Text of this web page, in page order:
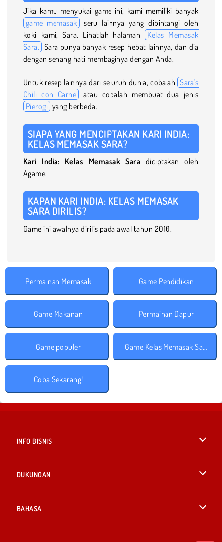
Jika kamu menyukai game ini, kami memiliki banyak
game memasak seru lainnya yang dibintangi oleh
koki kami, Sara. Lihatlah halaman Kelas Memasak
Sara. Sara punya banyak resep hebat lainnya, dan dia
dengan senang hati membaginya dengan Anda.
Untuk resep lainnya dari seluruh dunia, cobalah Sara's
Chili con Carne
atau cobalah membuat dua jenis
Pierogi yang berbeda.
SIAPA YANG MENCIPTAKAN KARI INDIA:
KELAS MEMASAK SARA?
Kari India: Kelas Memasak Sara diciptakan oleh
Agame.
KAPAN KARI INDIA: KELAS MEMASAK
SARA DIRILIS?
Game ini awalnya dirilis pada awal tahun 2010.
Permainan Memasak Game Pendidikan
Game Makanan Permainan Dapur
Game populer Game Kelas Memasak Sara
Coba Sekarang!
INFO BISNIS
DUKUNGAN
BAHASA